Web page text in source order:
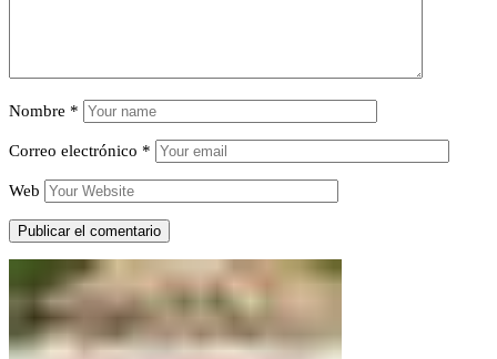
Nombre *
Correo electrónico *
Web